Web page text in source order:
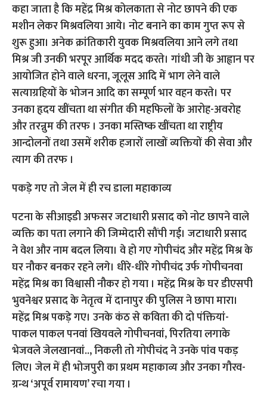
कहा जाता है कि महेंद्र मिश्र कोलकाता से नोट छापने की एक
मशीन लेकर मिश्रवलिया आये। नोट बनाने का काम गुप्त रूप से
शुरू हुआ। अनेक क्रांतिकारी युवक मिश्रवलिया आने लगे तथा
मिश्र जी उनकी भरपूर आर्थिक मदद करते। गांधी जी के आह्वान पर
आयोजित होने वाले धरना, जूलूस आदि में भाग लेने वाले
सत्याग्रहियों के भोजन आदि का सम्पूर्ण भार वहन करते। पर
उनका हृदय खींचता था संगीत की महफिलों के आरोह-अवरोह
और तरन्नुम की तरफ । उनका मस्तिष्क खींचता था राष्ट्रीय
आन्दोलनों तथा उसमें शरीक हजारों लाखों व्यक्तियों की सेवा और
त्याग की तरफ ।
पकड़े गए तो जेल में ही रच डाला महाकाव्‍य
पटना के सीआइडी अफसर जटाधारी प्रसाद को नोट छापने वाले
व्यक्ति का पता लगाने की जिम्मेदारी सौंपी गई। जटाधारी प्रसाद
ने वेश और नाम बदल लिया। वे हो गए गोपीचंद और महेंद्र मिश्र के
घर नौकर बनकर रहने लगे। धीरे-धीरे गोपीचंद उर्फ गोपीचनवा
महेंद्र मिश्र का विश्वासी नौकर हो गया । महेंद्र मिश्र के घर डीएसपी
भुवनेश्वर प्रसाद के नेतृत्व में दानापुर की पुलिस ने छापा मारा।
महेंद्र मिश्र पकड़े गए। उनके कंठ से कविता की दो पंक्तियां-
पाकल पाकल पनवां खियवले गोपीचनवां, पिरतिया लगाके
भेजवले जेलखानवां.., निकली तो गोपीचंद ने उनके पांव पकड़
लिए। जेल में ही भोजपुरी का प्रथम महाकाव्य और उनका गौरव-
ग्रन्थ ‘अपूर्व रामायण’ रचा गया ।